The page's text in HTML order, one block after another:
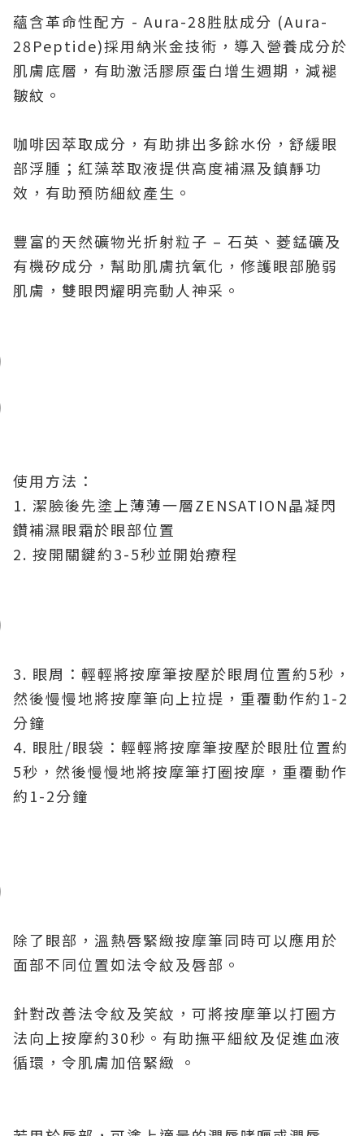
蘊含革命性配方 - Aura-28胜肽成分 (Aura-
28Peptide)採用納米金技術，導入營養成分於
肌膚底層，有助激活膠原蛋白增生週期，減褪
皺紋。
咖啡因萃取成分，有助排出多餘水份，舒緩眼
部浮腫；紅藻萃取液提供高度補濕及鎮靜功
效，有助預防細紋產生。
豐富的天然礦物光折射粒子 – 石英、菱錳礦及
有機矽成分，幫助肌膚抗氧化，修護眼部脆弱
肌膚，雙眼閃耀明亮動人神采。
使用方法：
1. 潔臉後先塗上薄薄一層ZENSATION晶凝閃
鑽補濕眼霜於眼部位置
2. 按開關鍵約3-5秒並開始療程
3. 眼周：輕輕將按摩筆按壓於眼周位置約5秒，
然後慢慢地將按摩筆向上拉提，重覆動作約1-2
分鐘
4. 眼肚/眼袋：輕輕將按摩筆按壓於眼肚位置約
5秒，然後慢慢地將按摩筆打圈按摩，重覆動作
約1-2分鐘
除了眼部，溫熱唇緊緻按摩筆同時可以應用於
面部不同位置如法令紋及唇部。
針對改善法令紋及笑紋，可將按摩筆以打圈方
法向上按摩約30秒。有助撫平細紋及促進血液
循環，令肌膚加倍緊緻 。